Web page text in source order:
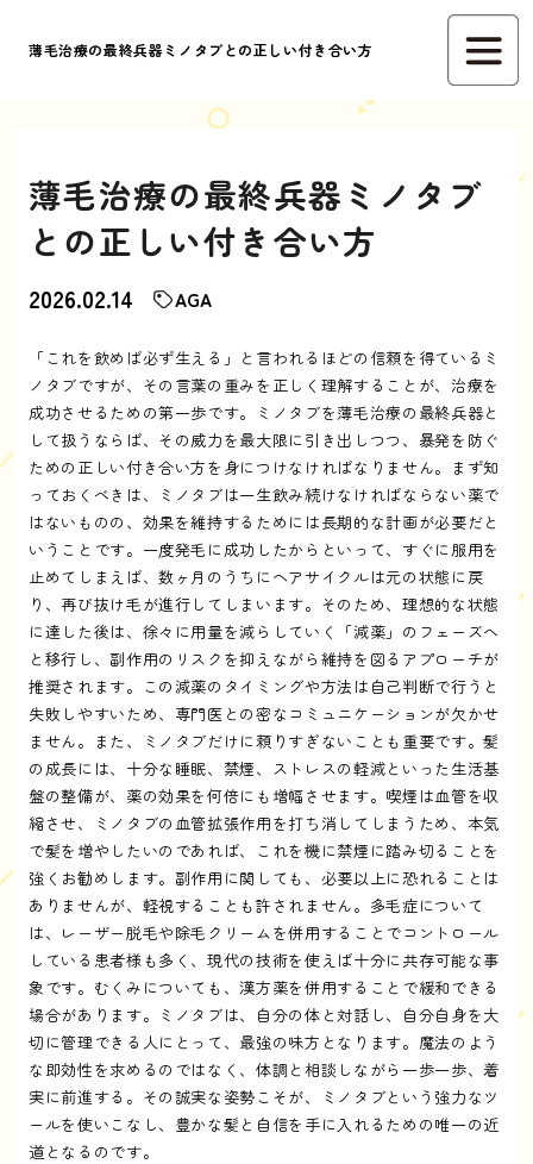
薄毛治療の最終兵器ミノタブとの正しい付き合い方
薄毛治療の最終兵器ミノタブ
との正しい付き合い方
2026.02.14 AGA
「これを飲めば必ず生える」と言われるほどの信頼を得ているミ
ノタブですが、その言葉の重みを正しく理解することが、治療を
成功させるための第一歩です。ミノタブを薄毛治療の最終兵器と
して扱うならば、その威力を最大限に引き出しつつ、暴発を防ぐ
ための正しい付き合い方を身につけなければなりません。まず知
っておくべきは、ミノタブは一生飲み続けなければならない薬で
はないものの、効果を維持するためには長期的な計画が必要だと
いうことです。一度発毛に成功したからといって、すぐに服用を
止めてしまえば、数ヶ月のうちにヘアサイクルは元の状態に戻
り、再び抜け毛が進行してしまいます。そのため、理想的な状態
に達した後は、徐々に用量を減らしていく「減薬」のフェーズへ
と移行し、副作用のリスクを抑えながら維持を図るアプローチが
推奨されます。この減薬のタイミングや方法は自己判断で行うと
失敗しやすいため、専門医との密なコミュニケーションが欠かせ
ません。また、ミノタブだけに頼りすぎないことも重要です。髪
の成長には、十分な睡眠、禁煙、ストレスの軽減といった生活基
盤の整備が、薬の効果を何倍にも増幅させます。喫煙は血管を収
縮させ、ミノタブの血管拡張作用を打ち消してしまうため、本気
で髪を増やしたいのであれば、これを機に禁煙に踏み切ることを
強くお勧めします。副作用に関しても、必要以上に恐れることは
ありませんが、軽視することも許されません。多毛症について
は、レーザー脱毛や除毛クリームを併用することでコントロール
している患者様も多く、現代の技術を使えば十分に共存可能な事
象です。むくみについても、漢方薬を併用することで緩和できる
場合があります。ミノタブは、自分の体と対話し、自分自身を大
切に管理できる人にとって、最強の味方となります。魔法のよう
な即効性を求めるのではなく、体調と相談しながら一歩一歩、着
実に前進する。その誠実な姿勢こそが、ミノタブという強力なツ
ールを使いこなし、豊かな髪と自信を手に入れるための唯一の近
道となるのです。